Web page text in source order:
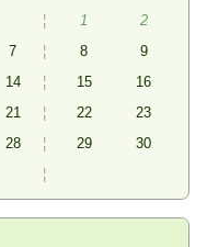
¦ 1
2
7 ¦ 8
9
14 ¦ 15
16
21 ¦ 22
23
28 ¦ 29
30
¦